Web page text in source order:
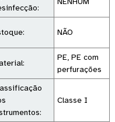
NÃO
PE, PE com
perfurações
Classe I